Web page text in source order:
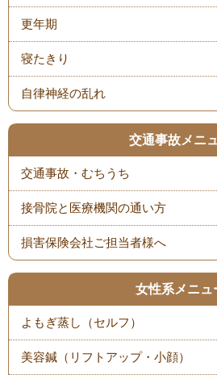
更年期
寝たきり
自律神経の乱れ
交通事故メニ
交通事故・むちうち
接骨院と医療機関の通い方
損害保険会社ご担当者様へ
女性系メニュ
よもぎ蒸し（セルフ）
美容鍼（リフトアップ・小顔）